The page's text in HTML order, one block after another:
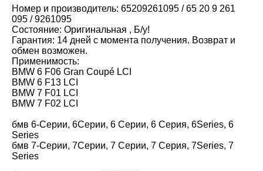
Hомер и пpoизвoдитель: 65209261095 / 65 20 9 261
095 / 9261095
Состояние: Оригинальная , Б/у!
Гарантия: 14 дней с момента получения. Возврат и
обмен возможен.
Применимость:
BMW 6 F06 Gran Coupé LCI
BMW 6 F13 LCI
BMW 7 F01 LCI
BMW 7 F02 LCI
бмв 6-Серии, 6Серии, 6 Серии, 6 Серия, 6Sеriеs, 6
Sеriеs
бмв 7-Серии, 7Серии, 7 Серии, 7 Серия, 7Sеriеs, 7
Sеriеs